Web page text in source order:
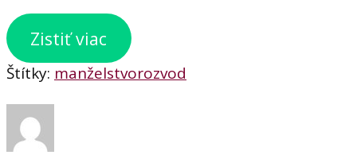
Zistiť viac
Štítky: manželstvorozvod